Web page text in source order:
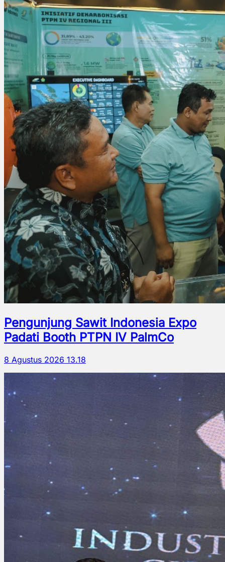
Pengunjung Sawit Indonesia Expo
Padati Booth PTPN IV PalmCo
8 Agustus 2026 13.18